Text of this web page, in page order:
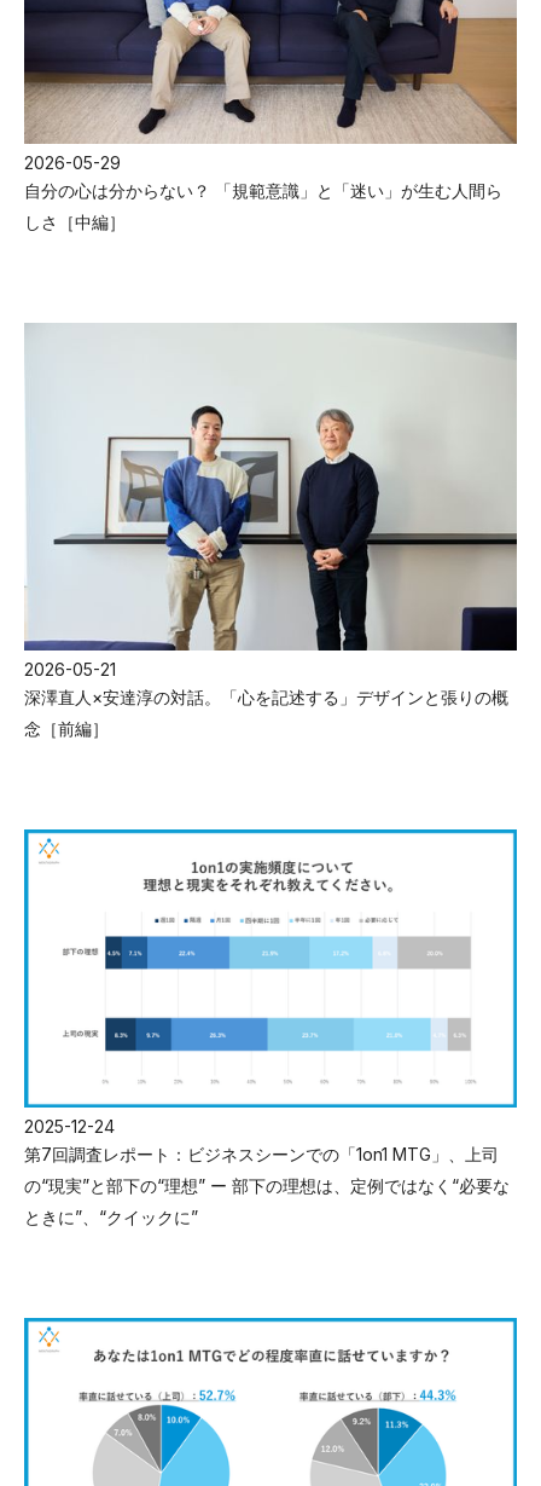
2026-05-29
自分の心は分からない？ 「規範意識」と「迷い」が生む人間ら
しさ［中編］
2026-05-21
深澤直人×安達淳の対話。「心を記述する」デザインと張りの概
念［前編］
2025-12-24
第7回調査レポート：ビジネスシーンでの「1on1 MTG」、上司
の“現実”と部下の“理想” ー 部下の理想は、定例ではなく“必要な
ときに”、“クイックに”